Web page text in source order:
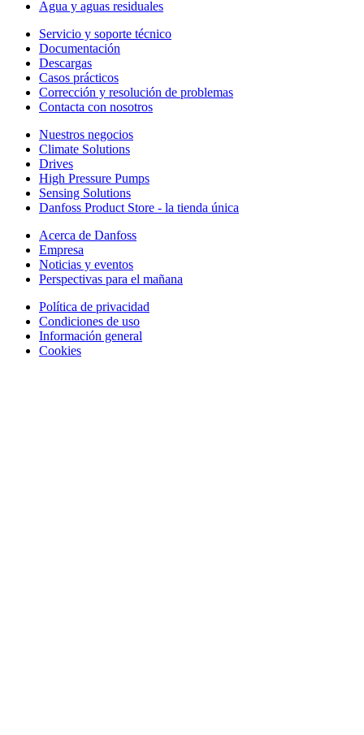
Agua y aguas residuales
Servicio y soporte técnico
Documentación
Descargas
Casos prácticos
Corrección y resolución de problemas
Contacta con nosotros
Nuestros negocios
Climate Solutions
Drives
High Pressure Pumps
Sensing Solutions
Danfoss Product Store - la tienda única
Acerca de Danfoss
Empresa
Noticias y eventos
Perspectivas para el mañana
Política de privacidad
Condiciones de uso
Información general
Cookies